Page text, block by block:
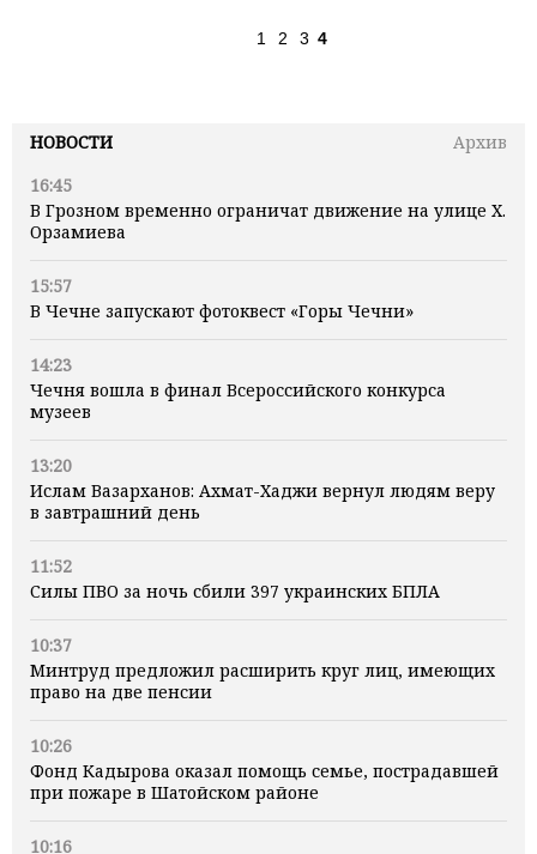
НОВОСТИ
Архив
16:45
В Грозном временно ограничат движение на улице Х.
Орзамиева
15:57
В Чечне запускают фотоквест «Горы Чечни»
14:23
Чечня вошла в финал Всероссийского конкурса
музеев
13:20
Ислам Вазарханов: Ахмат-Хаджи вернул людям веру
в завтрашний день
11:52
Силы ПВО за ночь сбили 397 украинских БПЛА
10:37
Минтруд предложил расширить круг лиц, имеющих
право на две пенсии
10:26
Фонд Кадырова оказал помощь семье, пострадавшей
при пожаре в Шатойском районе
10:16
1 2 3 4